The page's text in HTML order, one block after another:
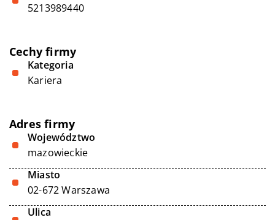
5213989440
Cechy firmy
Kategoria
Kariera
Adres firmy
Województwo
mazowieckie
Miasto
02-672 Warszawa
Ulica